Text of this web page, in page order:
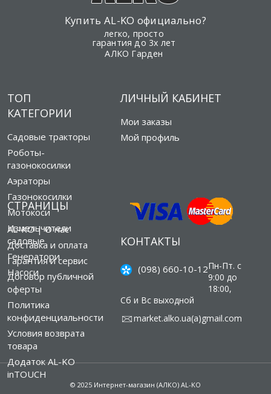
Купить AL-KO официально?
легко, просто
гарантия до 3х лет
АЛКО Гарден
ТОП
КАТЕГОРИИ
Садовые тракторы
Роботы-
газонокосилки
Аэраторы
Газонокосилки
Мотокоси
Измельчители
садовые
Генератори
Насоси
СТРАНИЦЫ
AL-KO | О нас
Доставка и оплата
Гарантия и сервис
Договор публичной
оферты
Политика
конфиденциальности
Условия возврата
товара
Додаток AL-KO
inTOUCH
ЛИЧНЫЙ КАБИНЕТ
Мои заказы
Мой профиль
КОНТАКТЫ
(098) 660-10-12Пн-Пт. с
9:00 до
18:00,
Сб и Вс выходной
market.alko.ua(а)gmail.com
© 2025 Интернет-магазин (АЛКО) AL-KO